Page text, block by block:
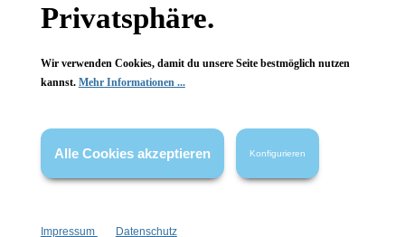
Vertrag widerrufen
wenn nicht anders angegeben.
Privatsphäre.
Wir verwenden Cookies, damit du unsere Seite bestmöglich nutzen
kannst. Mehr Informationen ...
Alle Cookies akzeptieren Konfigurieren
Impressum Datenschutz